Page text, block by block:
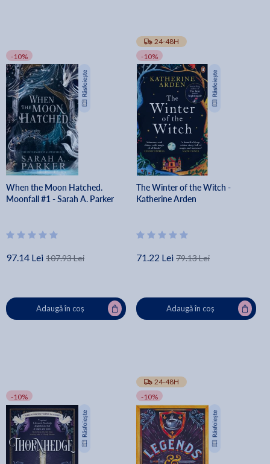
-10%
When the Moon Hatched.
Moonfall #1 - Sarah A. Parker
97.14 Lei 107.93 Lei
Adaugă în coș
24-48H
-10%
The Winter of the Witch -
Katherine Arden
71.22 Lei 79.13 Lei
Adaugă în coș
-10%
24-48H
-10%